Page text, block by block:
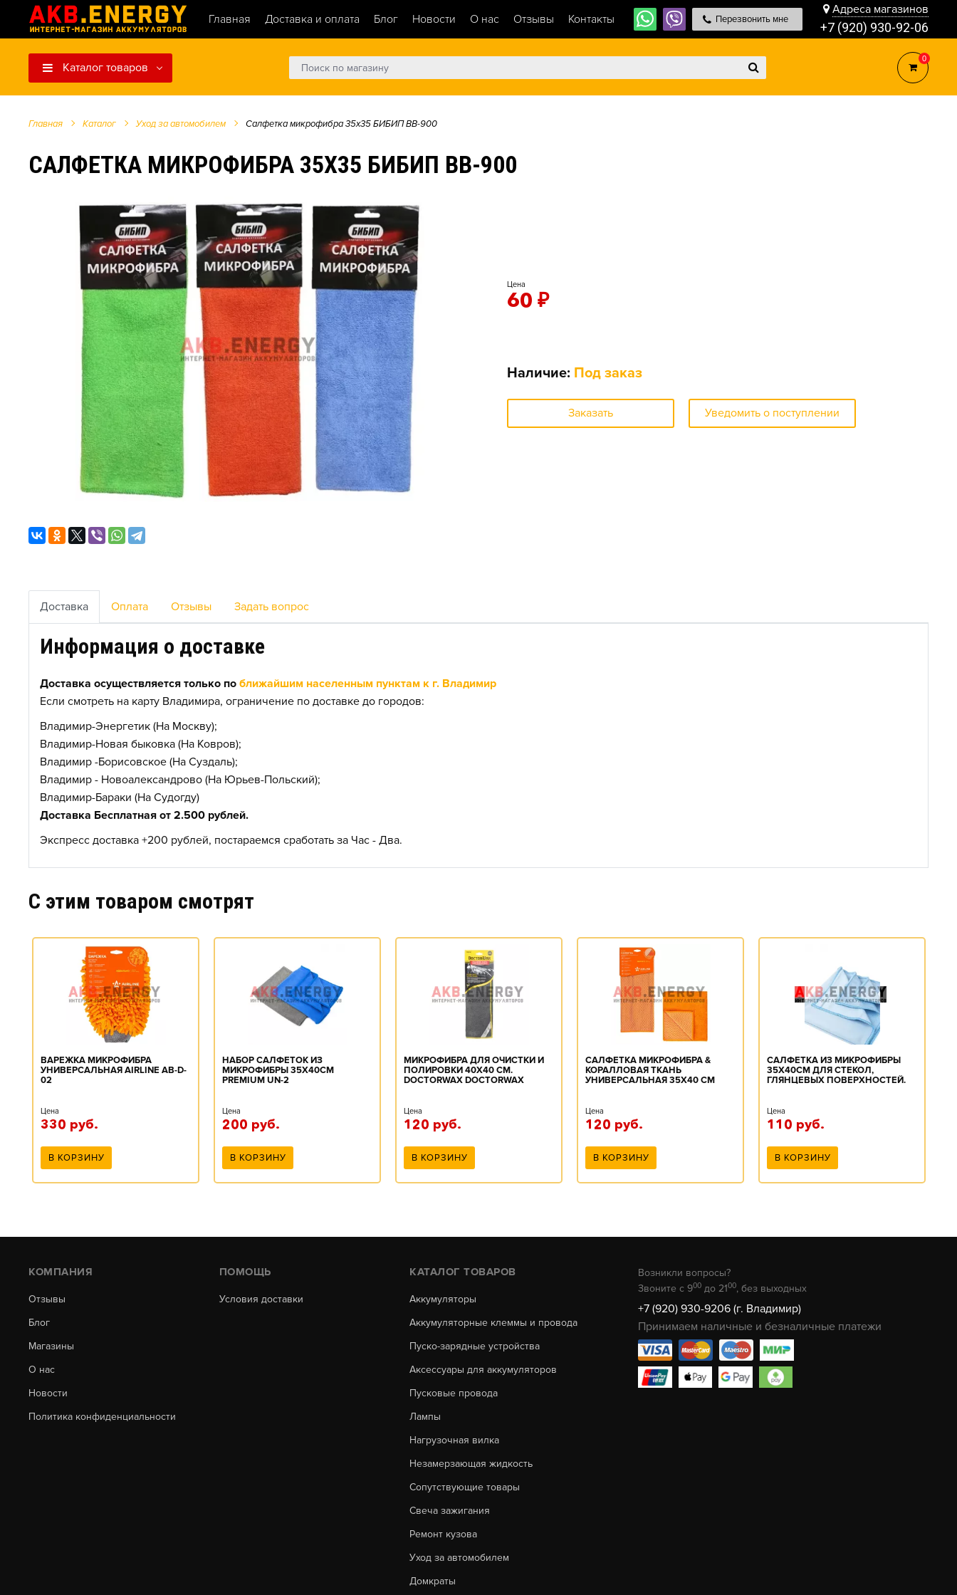
Главная Доставка и оплата Блог Новости О нас Отзывы Контакты Перезвонить мне
Адреса магазинов
+7 (920) 930-92-06
Каталог товаров
0
Главная Каталог Уход за автомобилем Салфетка микрофибра 35х35 БИБИП BB-900
САЛФЕТКА МИКРОФИБРА 35Х35 БИБИП BB-900
Цена
60 ₽
Наличие: Под заказ
Заказать Уведомить о поступлении
Доставка Оплата Отзывы Задать вопрос
Информация о доставке
Доставка осуществляется только по ближайшим населенным пунктам к г. Владимир
Если смотреть на карту Владимира, ограничение по доставке до городов:
Владимир-Энергетик (На Москву);
Владимир-Новая быковка (На Ковров);
Владимир -Борисовское (На Суздаль);
Владимир - Новоалександрово (На Юрьев-Польский);
Владимир-Бараки (На Судогду)
Доставка Бесплатная от 2.500 рублей.
Экспресс доставка +200 рублей, постараемся сработать за Час - Два.
C этим товаром смотрят
ВАРЕЖКА МИКРОФИБРА
УНИВЕРСАЛЬНАЯ AIRLINE AB-D-
02
Цена
330 руб.
В КОРЗИНУ
НАБОР САЛФЕТОК ИЗ
МИКРОФИБРЫ 35Х40СМ
PREMIUM UN-2
Цена
200 руб.
В КОРЗИНУ
МИКРОФИБРА ДЛЯ ОЧИСТКИ И
ПОЛИРОВКИ 40X40 СМ.
DOCTORWAX DOCTORWAX
Цена
120 руб.
В КОРЗИНУ
САЛФЕТКА МИКРОФИБРА &
КОРАЛЛОВАЯ ТКАНЬ
УНИВЕРСАЛЬНАЯ 35X40 СМ
Цена
120 руб.
В КОРЗИНУ
САЛФЕТКА ИЗ МИКРОФИБРЫ
35Х40СМ ДЛЯ СТЕКОЛ,
ГЛЯНЦЕВЫХ ПОВЕРХНОСТЕЙ.
Цена
110 руб.
В КОРЗИНУ
КОМПАНИЯ
Отзывы
Блог
Магазины
О нас
Новости
Политика конфиденциальности
ПОМОЩЬ
Условия доставки
КАТАЛОГ ТОВАРОВ
Аккумуляторы
Аккумуляторные клеммы и провода
Пуско-зарядные устройства
Аксессуары для аккумуляторов
Пусковые провода
Лампы
Нагрузочная вилка
Незамерзающая жидкость
Сопутствующие товары
Свеча зажигания
Ремонт кузова
Уход за автомобилем
Домкраты
Возникли вопросы?
Звоните с 900 до 2100, без выходных
+7 (920) 930-9206 (г. Владимир)
Принимаем наличные и безналичные платежи